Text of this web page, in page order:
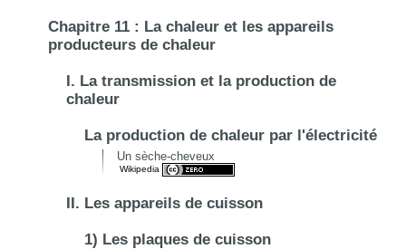
Chapitre 11 : La chaleur et les appareils
producteurs de chaleur
I. La transmission et la production de
chaleur
La production de chaleur par l'électricité
Un sèche-cheveux
Wikipedia
II. Les appareils de cuisson
1) Les plaques de cuisson